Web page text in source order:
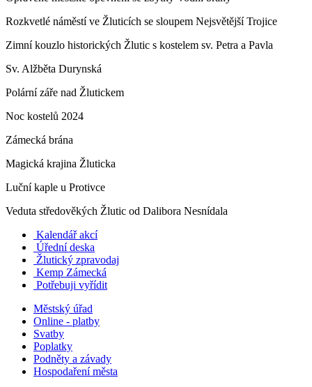
Rozkvetlé náměstí ve Žluticích se sloupem Nejsvětější Trojice
Zimní kouzlo historických Žlutic s kostelem sv. Petra a Pavla
Sv. Alžběta Durynská
Polární záře nad Žlutickem
Noc kostelů 2024
Zámecká brána
Magická krajina Žluticka
Luční kaple u Protivce
Veduta středověkých Žlutic od Dalibora Nesnídala
Kalendář akcí
Úřední deska
Žlutický zpravodaj
Kemp Zámecká
Potřebuji vyřídit
Městský úřad
Online - platby
Svatby
Poplatky
Podněty a závady
Hospodaření města